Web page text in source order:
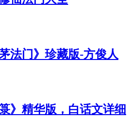
法门》珍藏版-方俊人
》精华版，白话文详细